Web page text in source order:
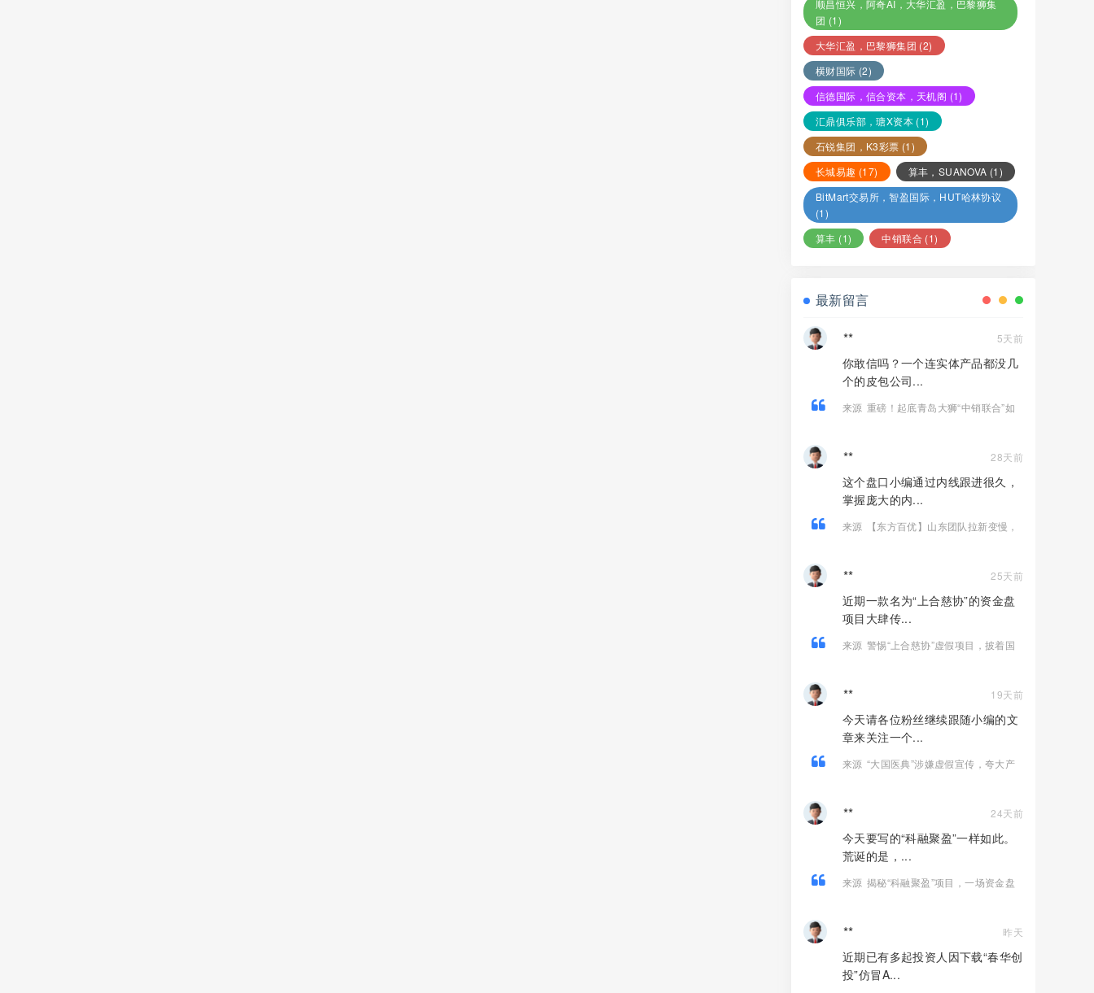
顺昌恒兴，阿奇AI，大华汇盈，巴黎狮集
团 (1)
大华汇盈，巴黎狮集团 (2)
横财国际 (2)
信德国际，信合资本，天机阁 (1)
汇鼎俱乐部，瑭X资本 (1)
石锐集团，K3彩票 (1)
长城易趣 (17) 算丰，SUANOVA (1)
BitMart交易所，智盈国际，HUT哈林协议
(1)
算丰 (1) 中销联合 (1)
最新留言
** 5天前
你敢信吗？一个连实体产品都没几
个的皮包公司...
来源 重磅！起底青岛大狮“中销联合”如
** 28天前
这个盘口小编通过内线跟进很久，
掌握庞大的内...
来源
【东方百优】山东团队拉新变慢，
** 25天前
近期一款名为“上合慈协”的资金盘
项目大肆传...
来源 警惕“上合慈协”虚假项目，披着国
** 19天前
今天请各位粉丝继续跟随小编的文
章来关注一个...
来源 “大国医典”涉嫌虚假宣传，夸大产
** 24天前
今天要写的“科融聚盈”一样如此。
荒诞的是，...
来源 揭秘“科融聚盈”项目，一场资金盘
** 昨天
近期已有多起投资人因下载“春华创
投”仿冒A...